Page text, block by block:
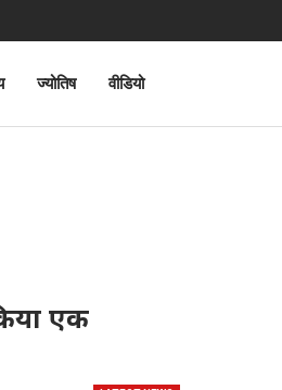
ज्योतिष वीडियो
एक